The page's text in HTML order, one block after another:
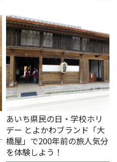
あいち県民の日・学校ホリ
デー とよかわブランド「大
橋屋」で200年前の旅人気分
を体験しよう！